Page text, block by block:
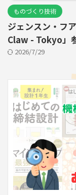
ものづくり技術
ジェンスン・フ
Claw - Tokyo」
2026/7/29